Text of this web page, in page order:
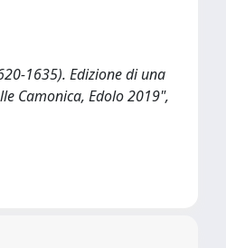
1635). Edizione di una
Camonica, Edolo 2019",